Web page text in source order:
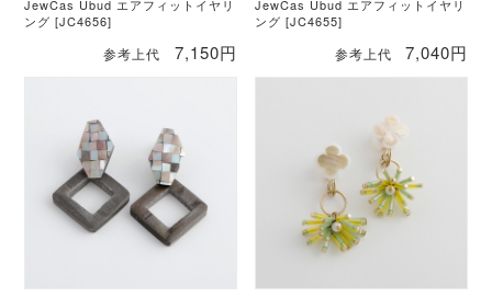
JewCas Ubud エアフィットイヤリ
ング [JC4656]
参考上代
7,150円
JewCas Ubud エアフィットイヤリ
ング [JC4655]
参考上代
7,040円